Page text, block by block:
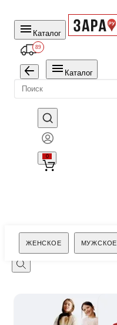
Каталог
89
Каталог
0
ЖЕНСКОЕ МУЖСКОЕ
Поиск